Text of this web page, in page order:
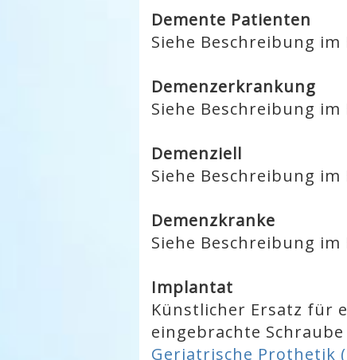
Demente Patienten
Siehe Beschreibung im
Demenzerkrankung
Siehe Beschreibung im
Demenziell
Siehe Beschreibung im
Demenzkranke
Siehe Beschreibung im
Implantat
Künstlicher Ersatz für
eingebrachte
Geriatrische Prothetik